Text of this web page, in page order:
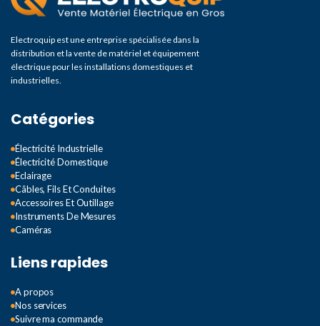
Electroquip est une entreprise spécialisée dans la
distribution et la vente de matériel et équipement
électrique pour les installations domestiques et
industrielles.
Catégories
Électricité Industrielle
Électricité Domestique
Eclairage
Câbles, Fils Et Conduites
Accessoires Et Outillage
Instruments De Mesures
Caméras
Liens rapides
A propos
Nos services
Suivre ma commande